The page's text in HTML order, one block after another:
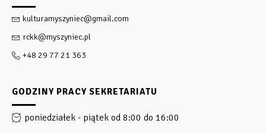
kulturamyszyniec@gmail.com
rckk@myszyniec.pl
+48 29 77 21 363
GODZINY PRACY SEKRETARIATU
poniedziałek - piątek od 8:00 do 16:00